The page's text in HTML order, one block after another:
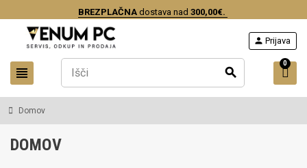
BREZPLAČNAdostava nad 300,00€.
view_headline search
person Prijava
0
Domov
DOMOV